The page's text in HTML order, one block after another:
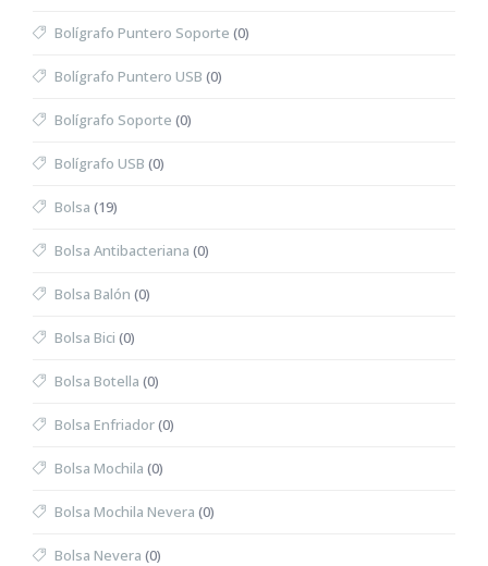
Bolígrafo Puntero Soporte (0)
Bolígrafo Puntero USB (0)
Bolígrafo Soporte (0)
Bolígrafo USB (0)
Bolsa (19)
Bolsa Antibacteriana (0)
Bolsa Balón (0)
Bolsa Bici (0)
Bolsa Botella (0)
Bolsa Enfriador(0)
Bolsa Mochila (0)
Bolsa Mochila Nevera (0)
Bolsa Nevera (0)